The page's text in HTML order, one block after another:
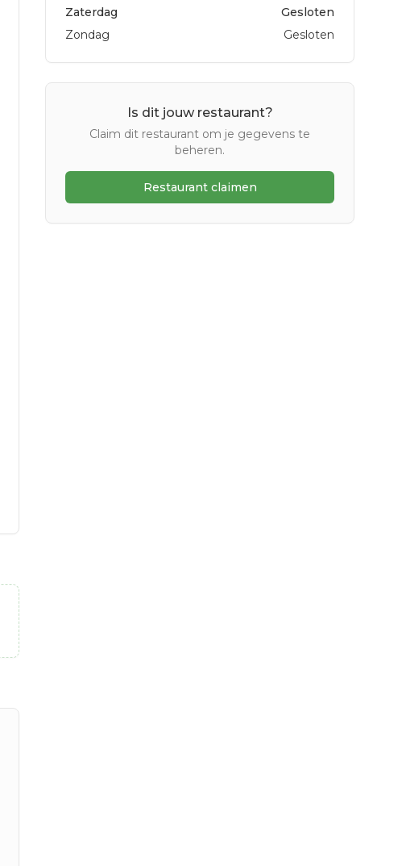
Zaterdag
Gesloten
Zondag
Gesloten
Is dit jouw restaurant?
Claim dit restaurant om je gegevens te
beheren.
Restaurant claimen